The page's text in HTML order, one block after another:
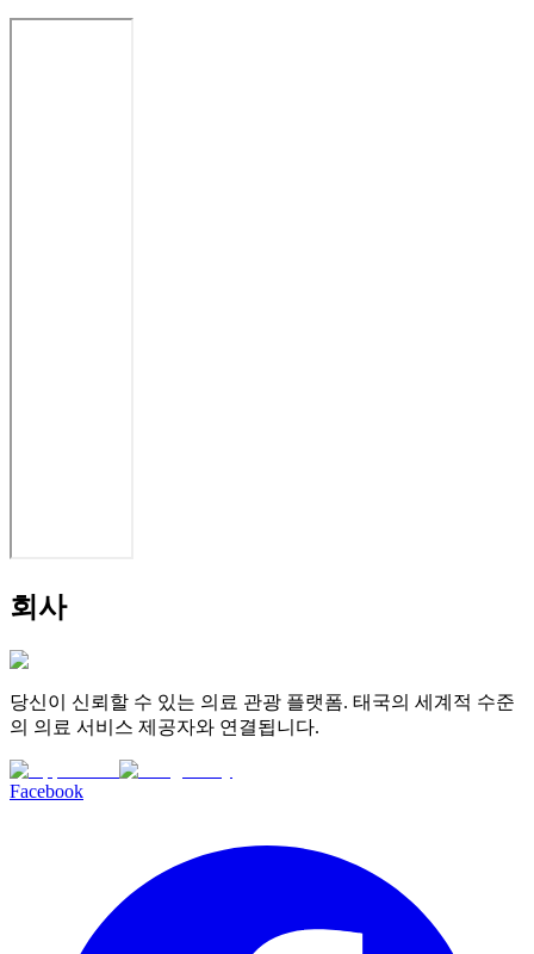
회사
당신이 신뢰할 수 있는 의료 관광 플랫폼. 태국의 세계적 수준
의 의료 서비스 제공자와 연결됩니다.
Facebook